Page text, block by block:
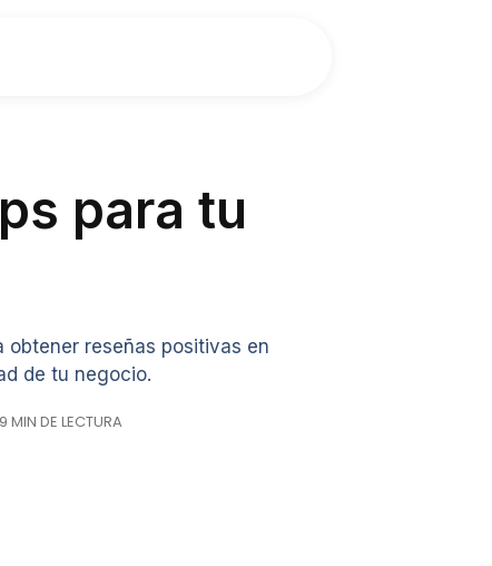
para tu
reseñas positivas en
de tu negocio.
MIN DE LECTURA